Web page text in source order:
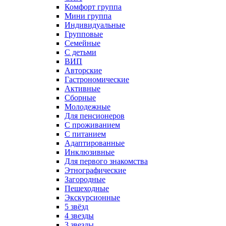
Комфорт группа
Мини группа
Индивидуальные
Групповые
Семейные
С детьми
ВИП
Авторские
Гастрономические
Активные
Сборные
Молодежные
Для пенсионеров
С проживанием
С питанием
Адаптированные
Инклюзивные
Для первого знакомства
Этнографические
Загородные
Пешеходные
Экскурсионные
5 звёзд
4 звезды